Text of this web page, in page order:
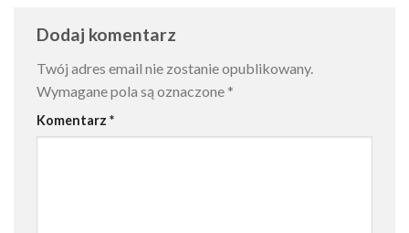
Dodaj komentarz
Twój adres email nie zostanie opublikowany.
Wymagane pola są oznaczone *
Komentarz *